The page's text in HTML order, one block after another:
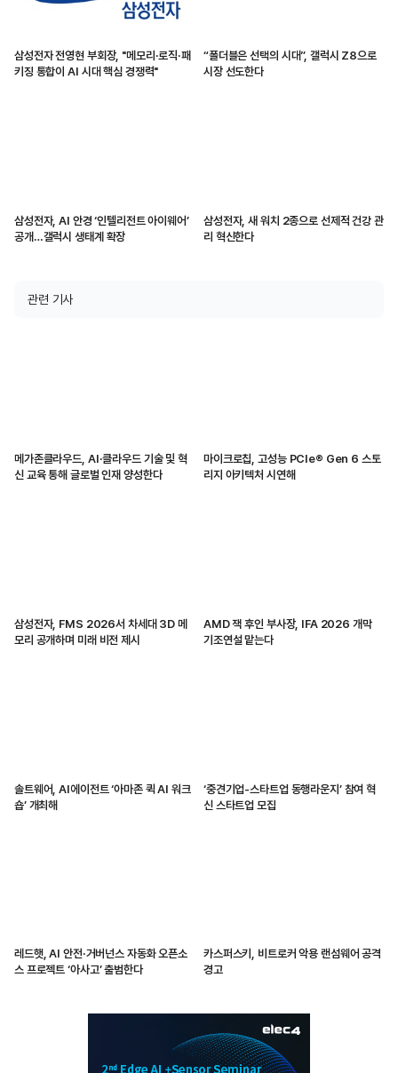
삼성전자 전영현 부회장, "메모리·로직·패
키징 통합이 AI 시대 핵심 경쟁력"
“폴더블은 선택의 시대”, 갤럭시 Z8으로
시장 선도한다
삼성전자, AI 안경 ‘인텔리전트 아이웨어’
공개…갤럭시 생태계 확장
삼성전자, 새 워치 2종으로 선제적 건강 관
리 혁신한다
관련 기사
메가존클라우드, AI·클라우드 기술 및 혁
신 교육 통해 글로벌 인재 양성한다
마이크로칩, 고성능 PCIe® Gen 6 스토
리지 아키텍처 시연해
삼성전자, FMS 2026서 차세대 3D 메
모리 공개하며 미래 비전 제시
AMD 잭 후인 부사장, IFA 2026 개막
기조연설 맡는다
솔트웨어, AI에이전트 ‘아마존 퀵 AI 워크
숍’ 개최해
‘중견기업-스타트업 동행라운지’ 참여 혁
신 스타트업 모집
레드햇, AI 안전·거버넌스 자동화 오픈소
스 프로젝트 ‘아사고’ 출범한다
카스퍼스키, 비트로커 악용 랜섬웨어 공격
경고